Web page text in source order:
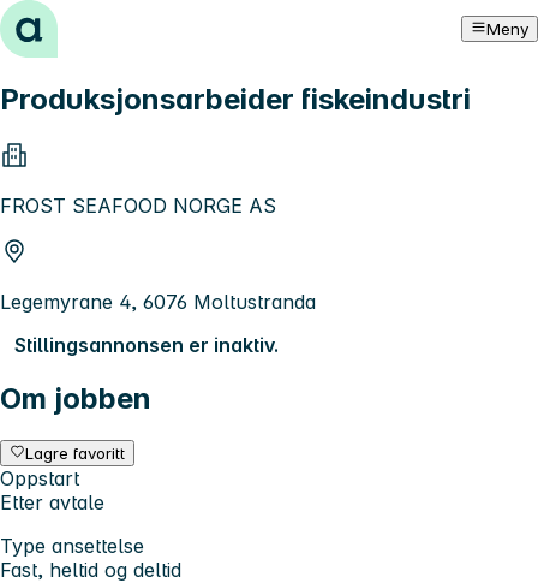
Hopp til innhold Meny
Produksjonsarbeider fiskeindustri
FROST SEAFOOD NORGE AS
Legemyrane 4, 6076 Moltustranda
Stillingsannonsen er inaktiv.
Om jobben
Lagre favoritt
Oppstart
Etter avtale
Type ansettelse
Fast, heltid og deltid